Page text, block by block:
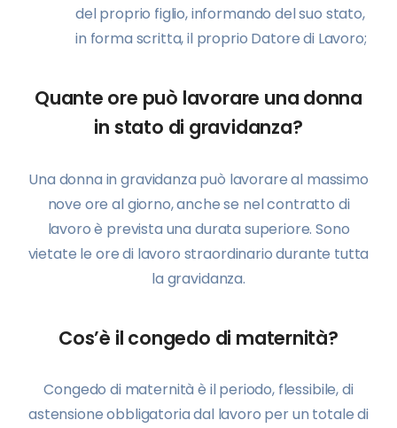
del proprio figlio, informando del suo stato,
in forma scritta, il proprio Datore di Lavoro;
Quante ore può lavorare una donna
in stato di gravidanza?
Una donna in gravidanza può lavorare al massimo
nove ore al giorno, anche se nel contratto di
lavoro è prevista una durata superiore. Sono
vietate le ore di lavoro straordinario durante tutta
la gravidanza.
Cos’è il congedo di maternità?
Congedo di maternità è il periodo, flessibile, di
astensione obbligatoria dal lavoro per un totale di